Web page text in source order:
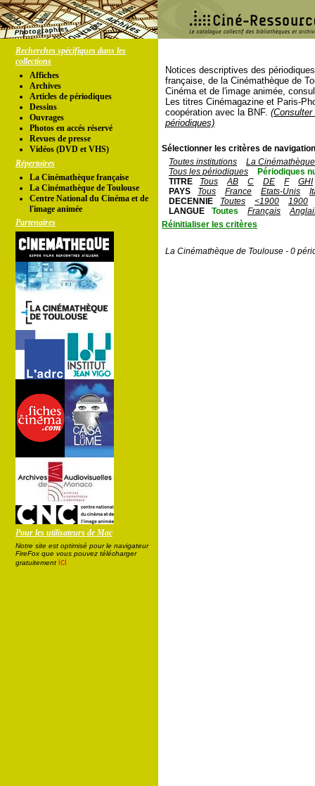
Recherches spécifiques dans les
collections
Affiches
Archives
Articles de périodiques
Dessins
Ouvrages
Photos en accés réservé
Revues de presse
Vidéos (DVD et VHS)
Répertoires
La Cinémathèque française
La Cinémathèque de Toulouse
Centre National du Cinéma et de
l'image animée
Partenaires
Pour les utilisateurs de Mac
Notre site est optimisé pour le navigateur
FireFox que vous pouvez télécharger
gratuitement ici
Notices descriptives des
française, de la Cinémathèque de
Cinéma et de l'image animée,
Les titres Cinémagazine et Paris-
coopération avec la BNF.
périodiques)
Sélectionner les critères de
Toutes institutions
La
Tous les périodiques
Périodiques
TITRE
Tous AB C DE F
GHI
PAYS
Tous France Etats-Unis
DECENNIE
Toutes <1900
1900
LANGUE
Toutes Français
Réinitialiser les critères
La Cinémathèque de Toulouse - 0